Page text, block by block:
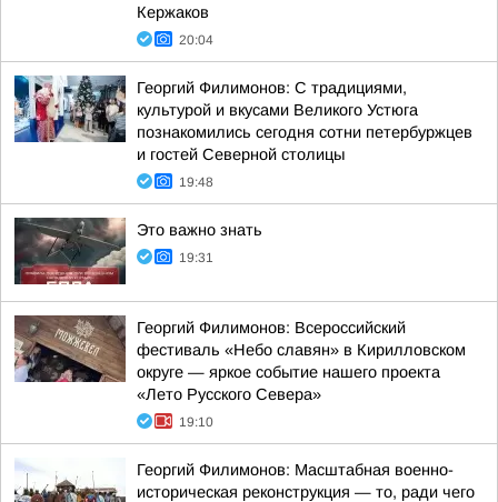
Кержаков
20:04
Георгий Филимонов: С традициями,
культурой и вкусами Великого Устюга
познакомились сегодня сотни петербуржцев
и гостей Северной столицы
19:48
Это важно знать
19:31
Георгий Филимонов: Всероссийский
фестиваль «Небо славян» в Кирилловском
округе — яркое событие нашего проекта
«Лето Русского Севера»
19:10
Георгий Филимонов: Масштабная военно-
историческая реконструкция — то, ради чего